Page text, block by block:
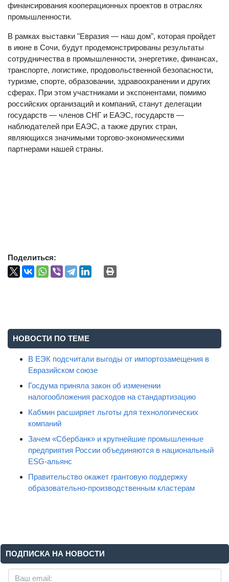
финансирования кооперационных проектов в отраслях
промышленности.
В рамках выставки "Евразия — наш дом", которая пройдет
в июне в Сочи, будут продемонстрированы результаты
сотрудничества в промышленности, энергетике, финансах,
транспорте, логистике, продовольственной безопасности,
туризме, спорте, образовании, здравоохранении и других
сферах. При этом участниками и экспонентами, помимо
российских организаций и компаний, станут делегации
государств — членов СНГ и ЕАЭС, государств —
наблюдателей при ЕАЭС, а также других стран,
являющихся значимыми торгово-экономическими
партнерами нашей страны.
Поделиться:
НОВОСТИ ПО ТЕМЕ
В ЕЭК подсчитали выгоды от импортозамещения в
Евразийском союзе
Госдума приняла закон об изменении
налогообложения расходов на стандартизацию
Кабмин расширяет льготы для технологических
компаний
Зачем «Сбербанк» и крупнейшие промышленные
предприятия России объединяются в национальный
ESG-альянс
Правительство окажет грантовую поддержку
образовательно-производственным кластерам
ПОДПИСКА НА НОВОСТИ